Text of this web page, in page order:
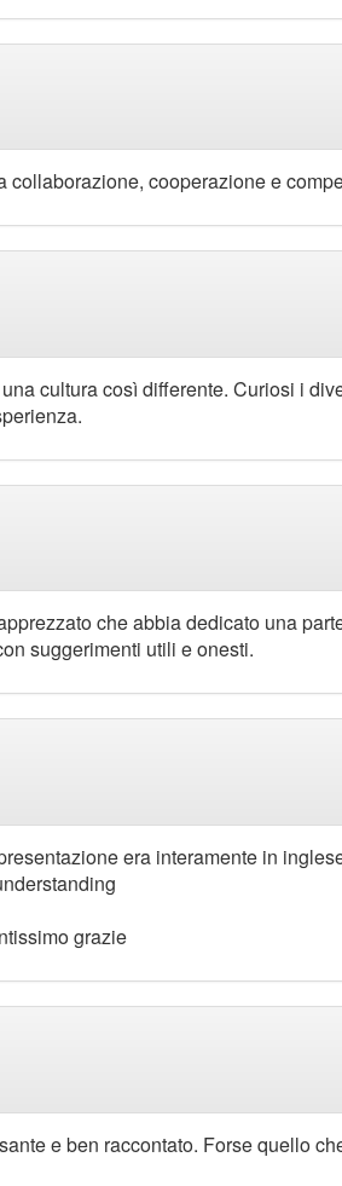
collaborazione, cooperazione e
cultura così differente. Curiosi i
che abbia dedicato una
suggerimenti utili e onesti.
era interamente in
grazie
e ben raccontato. Forse quello